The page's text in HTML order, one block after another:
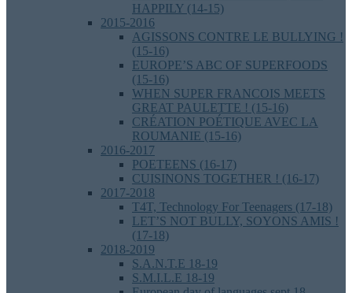
HAPPILY (14-15)
2015-2016
AGISSONS CONTRE LE BULLYING !
(15-16)
EUROPE’S ABC OF SUPERFOODS
(15-16)
WHEN SUPER FRANCOIS MEETS
GREAT PAULETTE ! (15-16)
CRÉATION POÉTIQUE AVEC LA
ROUMANIE (15-16)
2016-2017
POETEENS (16-17)
CUISINONS TOGETHER ! (16-17)
2017-2018
T4T, Technology For Teenagers (17-18)
LET’S NOT BULLY, SOYONS AMIS !
(17-18)
2018-2019
S.A.N.T.E 18-19
S.M.I.L.E 18-19